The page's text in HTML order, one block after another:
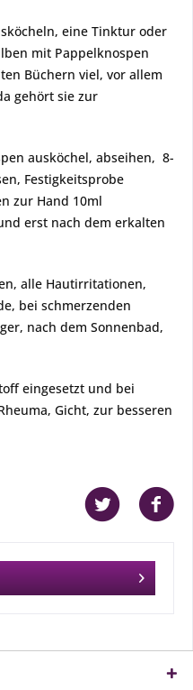
eine Tinktur oder
mit Pappelknospen
Büchern viel, vor allem
gehört sie zur
ausköchel, abseihen, 8-
Festigkeitsprobe
zur Hand 10ml
erst nach dem erkalten
alle Hautirritationen,
bei schmerzenden
nach dem Sonnenbad,
eingesetzt und bei
Gicht, zur besseren